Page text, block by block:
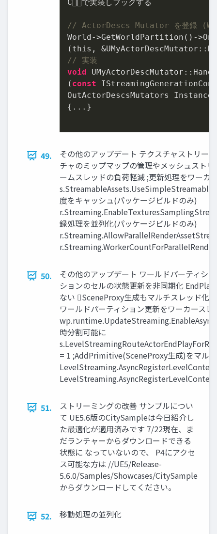
Cで実装しフックする
// ActorDescs Mutator を登録
World->GetWorldPartition()-
// 実装
void
( const
OutActorDescsMutators
{...}
49.
その他のアップデート テクスチャストリー
チャのミップマップの管理やメッシュスト
ームスレッドの負荷軽減 ;更新処理をワーカ
度をキャッシュ(パッケージビルドのみ)
録処理を並列化(パッケージビルドのみ)
50.
その他のアップデート ワールドパーティシ
ションのセルの状態更新を非同期化
ない SceneProxy生成もマルチスレッド化
ワールドパーティション更新をワーカースレ
時分割可能に
= 1 ;AddPrimitive(SceneProxy生成)をマル
51.
ストリーミングの改善 サンプルについ
て UE5.6版のCitySampleは今日紹介し
た最適化が適用済みです 7/22現在、ま
だランチャーからダウンロードできる
状態に なっていないので、 P4にアクセ
ス可能な方は //UE5/Release-
5.6.0/Samples/Showcases/CitySample
からダウンロードしてください。
52. 移動処理の並列化